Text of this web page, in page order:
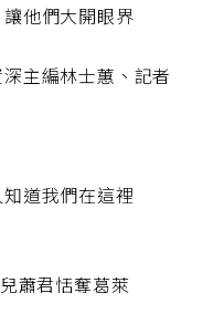
他們大開眼界
主編林士蕙、記者
道我們在這裡
蕭君恬奪葛萊